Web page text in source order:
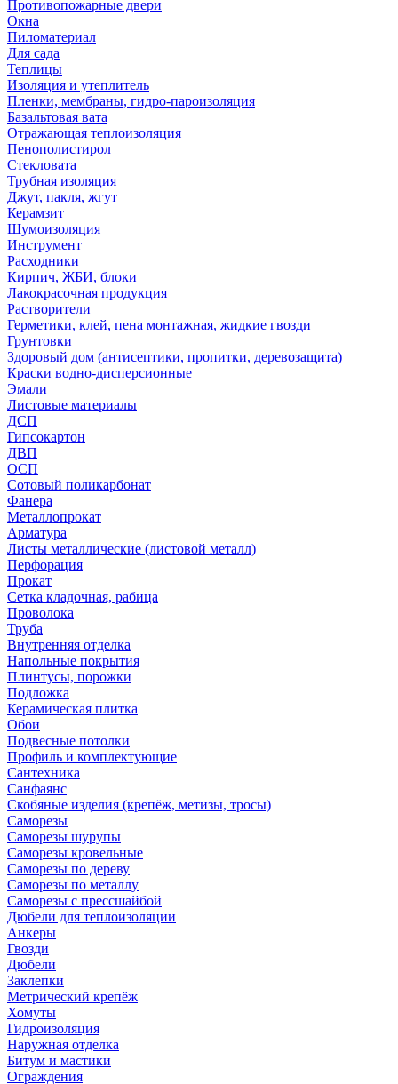
Противопожарные двери
Окна
Пиломатериал
Для сада
Теплицы
Изоляция и утеплитель
Пленки, мембраны, гидро-пароизоляция
Базальтовая вата
Отражающая теплоизоляция
Пенополистирол
Стекловата
Трубная изоляция
Джут, пакля, жгут
Керамзит
Шумоизоляция
Инструмент
Расходники
Кирпич, ЖБИ, блоки
Лакокрасочная продукция
Растворители
Герметики, клей, пена монтажная, жидкие гвозди
Грунтовки
Здоровый дом (антисептики, пропитки, деревозащита)
Краски водно-дисперсионные
Эмали
Листовые материалы
ДСП
Гипсокартон
ДВП
ОСП
Сотовый поликарбонат
Фанера
Металлопрокат
Арматура
Листы металлические (листовой металл)
Перфорация
Прокат
Сетка кладочная, рабица
Проволока
Труба
Внутренняя отделка
Напольные покрытия
Плинтусы, порожки
Подложка
Керамическая плитка
Обои
Подвесные потолки
Профиль и комплектующие
Сантехника
Санфаянс
Скобяные изделия (крепёж, метизы, тросы)
Саморезы
Саморезы шурупы
Саморезы кровельные
Саморезы по дереву
Саморезы по металлу
Саморезы с прессшайбой
Дюбели для теплоизоляции
Анкеры
Гвозди
Дюбели
Заклепки
Метрический крепёж
Хомуты
Гидроизоляция
Наружная отделка
Битум и мастики
Ограждения